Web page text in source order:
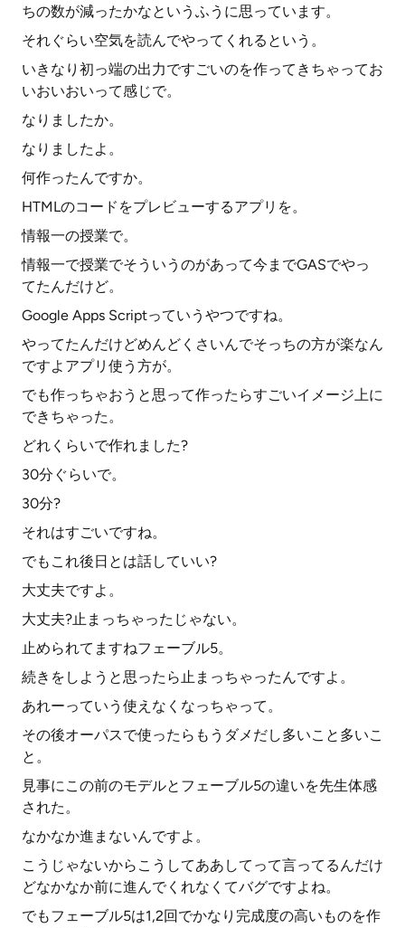
ちの数が減ったかなというふうに思っています。
それぐらい空気を読んでやってくれるという。
いきなり初っ端の出力ですごいのを作ってきちゃってお
いおいおいって感じで。
なりましたか。
なりましたよ。
何作ったんですか。
HTMLのコードをプレビューするアプリを。
情報一の授業で。
情報一で授業でそういうのがあって今までGASでやっ
てたんだけど。
Google Apps Scriptっていうやつですね。
やってたんだけどめんどくさいんでそっちの方が楽なん
ですよアプリ使う方が。
でも作っちゃおうと思って作ったらすごいイメージ上に
できちゃった。
どれくらいで作れました?
30分ぐらいで。
30分?
それはすごいですね。
でもこれ後日とは話していい?
大丈夫ですよ。
大丈夫?止まっちゃったじゃない。
止められてますねフェーブル5。
続きをしようと思ったら止まっちゃったんですよ。
あれーっていう使えなくなっちゃって。
その後オーパスで使ったらもうダメだし多いこと多いこ
と。
見事にこの前のモデルとフェーブル5の違いを先生体感
された。
なかなか進まないんですよ。
こうじゃないからこうしてああしてって言ってるんだけ
どなかなか前に進んでくれなくてバグですよね。
でもフェーブル5は1,2回でかなり完成度の高いものを作